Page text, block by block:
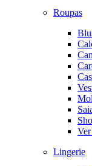
Roupas
Lingerie